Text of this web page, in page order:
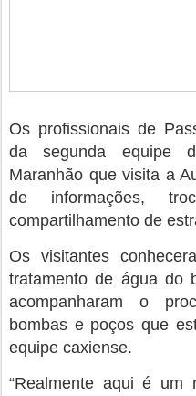
Os profissionais de
da segunda equipe
Maranhão que visita a
de informações,
compartilhamento de
Os visitantes
tratamento de água do
acompanharam o
bombas e poços que
equipe caxiense.
“Realmente aqui é um